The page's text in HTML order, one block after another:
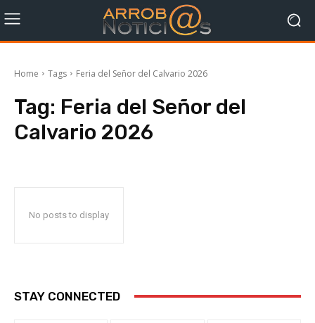
Home Tags Feria del Señor del Calvario 2026
Tag: Feria del Señor del
Calvario 2026
No posts to display
STAY CONNECTED